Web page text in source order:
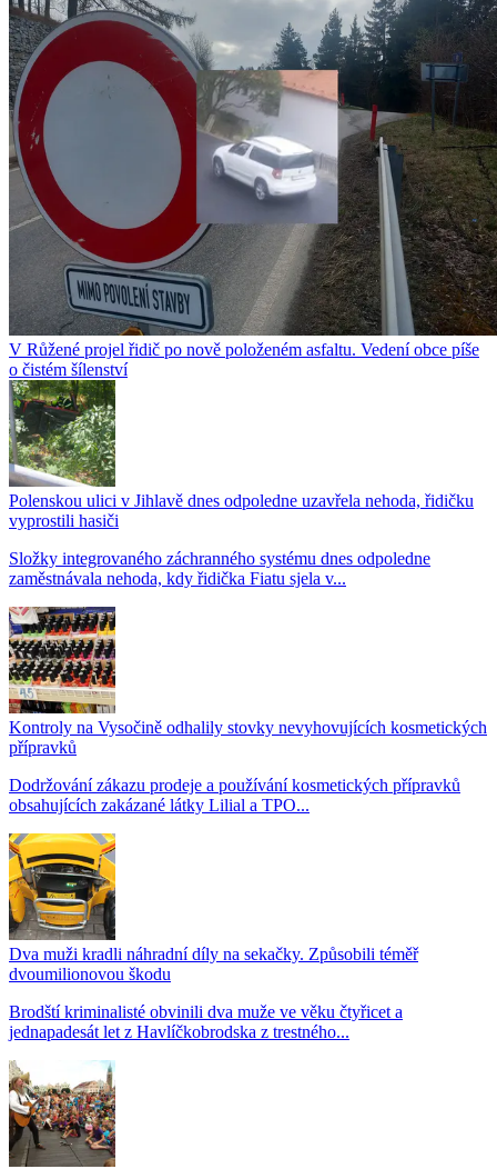
V Růžené projel řidič po nově položeném asfaltu. Vedení obce píše
o čistém šílenství
Polenskou ulici v Jihlavě dnes odpoledne uzavřela nehoda, řidičku
vyprostili hasiči
Složky integrovaného záchranného systému dnes odpoledne
zaměstnávala nehoda, kdy řidička Fiatu sjela v...
Kontroly na Vysočině odhalily stovky nevyhovujících kosmetických
přípravků
Dodržování zákazu prodeje a používání kosmetických přípravků
obsahujících zakázané látky Lilial a TPO...
Dva muži kradli náhradní díly na sekačky. Způsobili téměř
dvoumilionovou škodu
Brodští kriminalisté obvinili dva muže ve věku čtyřicet a
jednapadesát let z Havlíčkobrodska z trestného...